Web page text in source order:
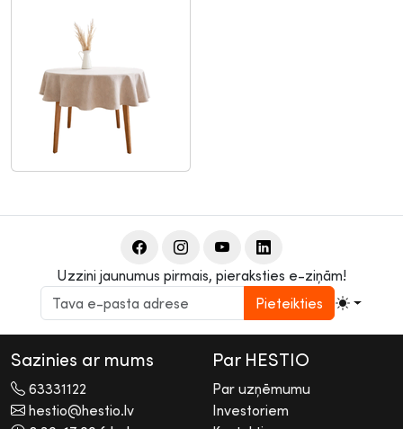
Uzzini jaunumus pirmais, pieraksties e-ziņām!
Pieteikties
Sazinies ar mums
63331122
hestio@hestio.lv
Par HESTIO
Par uzņēmumu
Investoriem